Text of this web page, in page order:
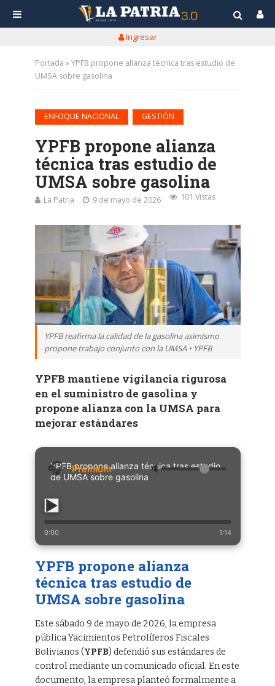
Ingresar
Portada »YPFB propone alianza técnica tras estudio de
UMSA sobre gasolina
ENFOQUE NACIONAL GESTIÓN
YPFB propone alianza
técnica tras estudio de
UMSA sobre gasolina
La Patria 9 de mayo de 2026 101 Vistas
YPFB reafirma la calidad de la gasolina asimismo
propone trabajo conjunto con la UMSA • YPFB
YPFB mantiene vigilancia rigurosa
en el suministro de gasolina y
propone alianza con la UMSA para
mejorar estándares
YPFB propone alianza técnica tras estudio
de UMSA sobre gasolina
🔈
0:00 1:14
YPFB propone alianza
técnica tras estudio de
UMSA sobre gasolina
Este sábado 9 de mayo de 2026, la empresa
pública Yacimientos Petrolíferos Fiscales
Bolivianos (YPFB) defendió sus estándares de
control mediante un comunicado oficial. En este
documento, la empresa planteó formalmente a